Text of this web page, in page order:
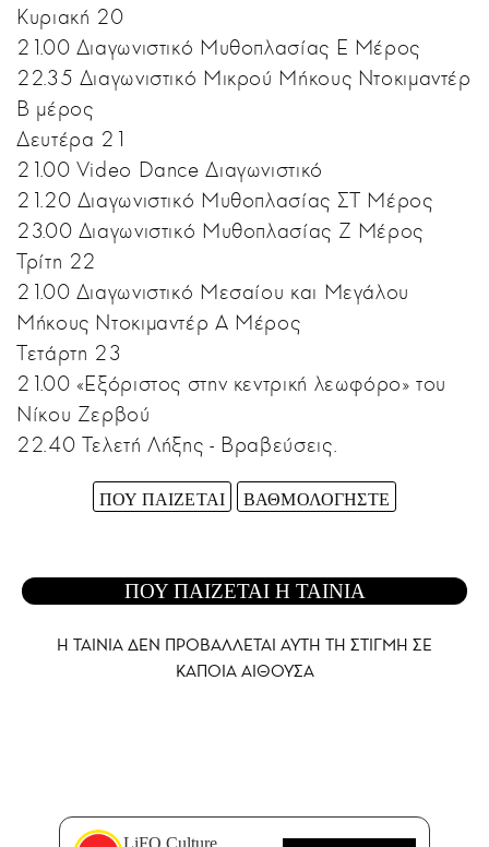
Κυριακή 20
21.00 Διαγωνιστικό Μυθοπλασίας Ε Μέρος
22.35 Διαγωνιστικό Μικρού Μήκους Ντοκιμαντέρ
Β μέρος
Δευτέρα 21
21.00 Video Dance Διαγωνιστικό
21.20 Διαγωνιστικό Μυθοπλασίας ΣΤ Μέρος
23.00 Διαγωνιστικό Μυθοπλασίας Ζ Μέρος
Τρίτη 22
21.00 Διαγωνιστικό Μεσαίου και Μεγάλου
Μήκους Ντοκιμαντέρ Α Μέρος
Τετάρτη 23
21.00 «Εξόριστος στην κεντρική λεωφόρο» του
Νίκου Ζερβού
22.40 Τελετή Λήξης - Βραβεύσεις.
ΠΟΥ ΠΑΙΖΕΤΑΙ ΒΑΘΜΟΛΟΓΗΣΤΕ
ΠΟΥ ΠΑΙΖΕΤΑΙ Η ΤΑΙΝΙΑ
Η ΤΑΙΝΙΑ ΔΕΝ ΠΡΟΒΑΛΛΕΤΑΙ AYTH ΤΗ ΣΤΙΓΜΗ ΣΕ
ΚΑΠΟΙΑ ΑΙΘΟΥΣΑ
LiFO Culture